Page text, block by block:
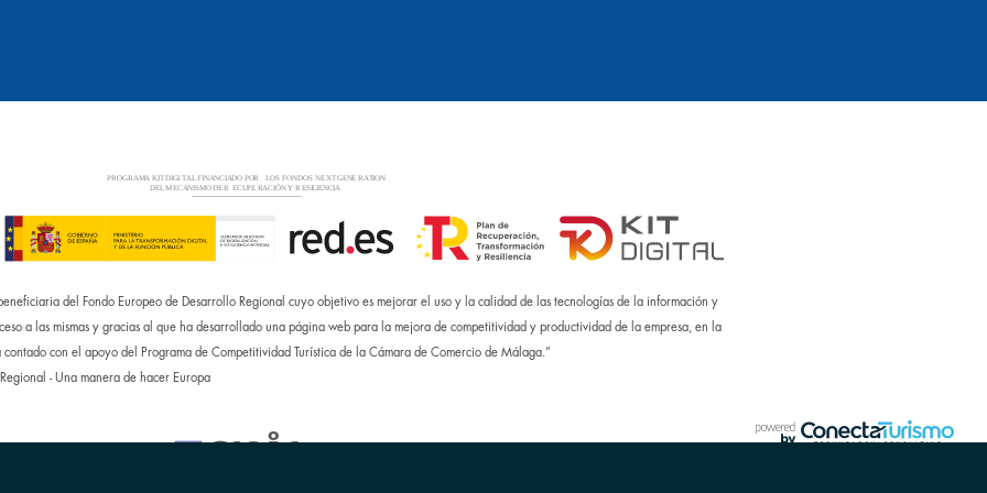
beneficiaria del Fondo Europeo de Desarrollo Regional cuyo objetivo es mejorar el uso y la calidad de las tecnologías de la información y
a las mismas y gracias al que ha desarrollado una página web para la mejora de competitividad y productividad de la empresa, en la
con el apoyo del Programa de Competitividad Turística de la Cámara de Comercio de Málaga.”
- Una manera de hacer Europa